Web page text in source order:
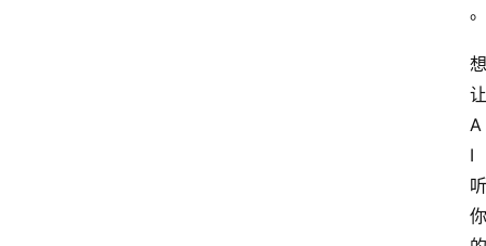
。
想
让
A
I
听
你